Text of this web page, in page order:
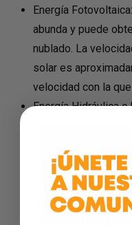
Energía
abunda y puede
nublado. La
solar es
velocidad con la
Energía Hidráulica
fuerza del agua al
centrales
almacenamiento
que existe en la
Biomasa o biogás: